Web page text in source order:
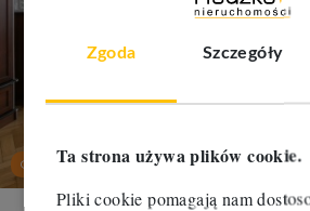
Zgoda Szczegóły
Ta strona używa plików cookie.
Pliki cookie pomagają nam
Oferta na wyłączność